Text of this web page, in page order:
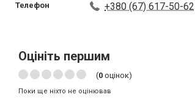
Телефон +380 (67) 617-50-62
Оцініть першим
(0 оцінок)
Поки ще ніхто не оцінював